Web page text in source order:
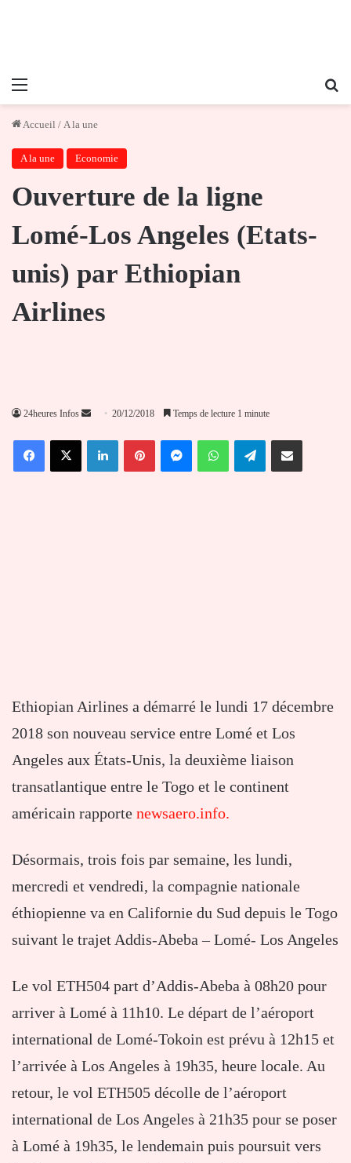
Menu
Accueil / A la une
A la une Economie
Ouverture de la ligne
Lomé-Los Angeles (Etats-
unis) par Ethiopian
Airlines
24heures Infos
Envoyer
courriel
20/12/2018 Temps de lecture 1 minute
FacebookX LinkedinPinterestMessengerWhatsAppTelegramPartager par email
Ethiopian Airlines a démarré le lundi 17 décembre
2018 son nouveau service entre Lomé et Los
Angeles aux États-Unis, la deuxième liaison
transatlantique entre le Togo et le continent
américain rapporte newsaero.info.
Désormais, trois fois par semaine, les lundi,
mercredi et vendredi, la compagnie nationale
éthiopienne va en Californie du Sud depuis le Togo
suivant le trajet Addis-Abeba – Lomé- Los Angeles
Le vol ETH504 part d’Addis-Abeba à 08h20 pour
arriver à Lomé à 11h10. Le départ de l’aéroport
international de Lomé-Tokoin est prévu à 12h15 et
l’arrivée à Los Angeles à 19h35, heure locale. Au
retour, le vol ETH505 décolle de l’aéroport
international de Los Angeles à 21h35 pour se poser
à Lomé à 19h35, le lendemain puis poursuit vers